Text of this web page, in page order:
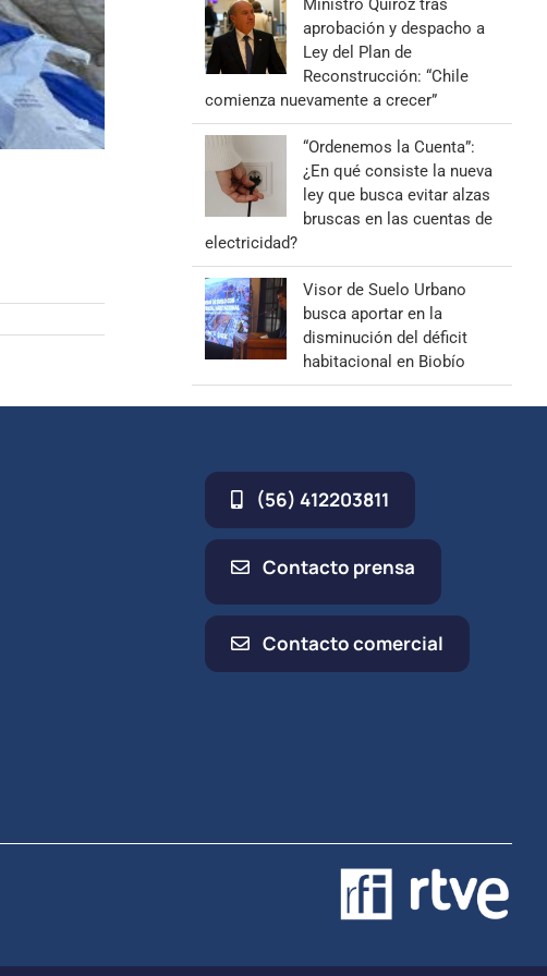
Ministro Quiroz tras
aprobación y despacho a
Ley del Plan de
Reconstrucción: “Chile
comienza nuevamente a crecer”
“Ordenemos la Cuenta”:
¿En qué consiste la nueva
ley que busca evitar alzas
bruscas en las cuentas de
electricidad?
Visor de Suelo Urbano
busca aportar en la
disminución del déficit
habitacional en Biobío
(56) 412203811
Contacto prensa
Contacto comercial